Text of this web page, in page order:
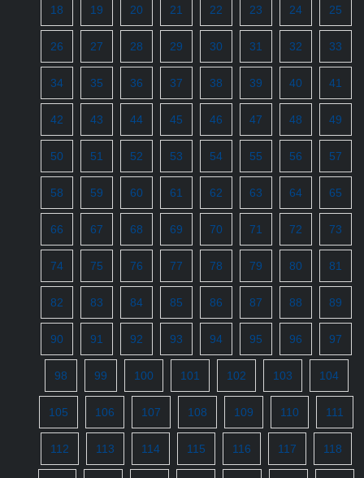
18 19 20 21 22 23 24 25
26 27 28 29 30 31 32 33
34 35 36 37 38 39 40 41
42 43 44 45 46 47 48 49
50 51 52 53 54 55 56 57
58 59 60 61 62 63 64 65
66 67 68 69 70 71 72 73
74 75 76 77 78 79 80 81
82 83 84 85 86 87 88 89
90 91 92 93 94 95 96 97
98 99 100 101 102 103 104
105 106 107 108 109 110 111
112 113 114 115 116 117 118